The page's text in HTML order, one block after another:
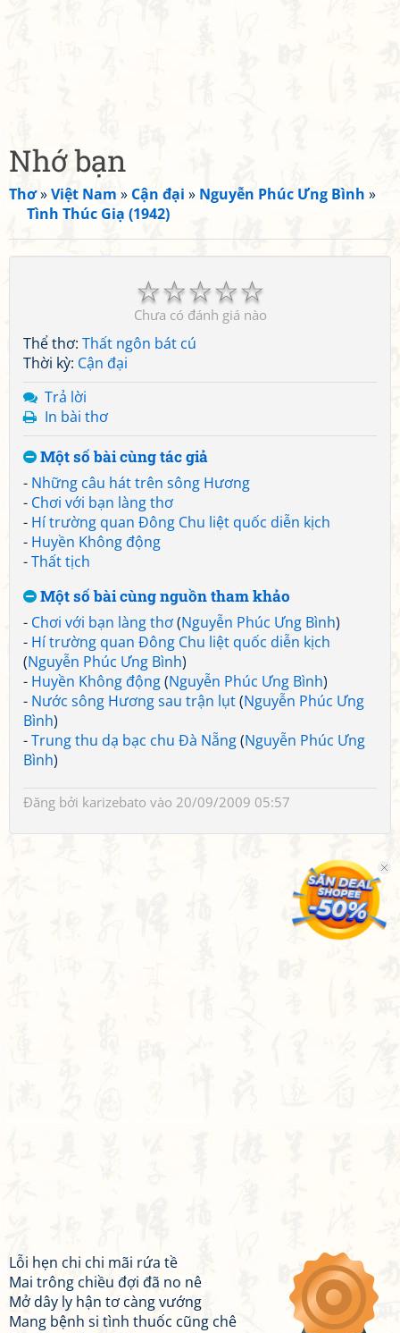
Nhớ bạn
Thơ»Việt Nam » Cận đại » Nguyễn Phúc Ưng Bình »
Tình Thúc Giạ (1942)
☆
☆
☆
☆
☆
Chưa có đánh giá nào
Thể thơ: Thất ngôn bát cú
Thời kỳ: Cận đại
Trả lời
In bài thơ
Một số bài cùng tác giả
- Những câu hát trên sông Hương
- Chơi với bạn làng thơ
- Hí trường quan Đông Chu liệt quốc diễn kịch
- Huyền Không động
-Thất tịch
Một số bài cùng nguồn tham khảo
- Chơi với bạn làng thơ(Nguyễn Phúc Ưng Bình)
- Hí trường quan Đông Chu liệt quốc diễn kịch
(Nguyễn Phúc Ưng Bình)
- Huyền Không động(Nguyễn Phúc Ưng Bình)
- Nước sông Hương sau trận lụt(Nguyễn Phúc Ưng
Bình)
-Trung thu dạ bạc chu Đà Nẵng(Nguyễn Phúc Ưng
Bình)
Đăng bởi karizebato vào 20/09/2009 05:57
Lỗi hẹn chi chi mãi rứa tề
Mai trông chiều đợi đã no nê
Mở dây ly hận tơ càng vướng
Mang bệnh si tình thuốc cũng chê